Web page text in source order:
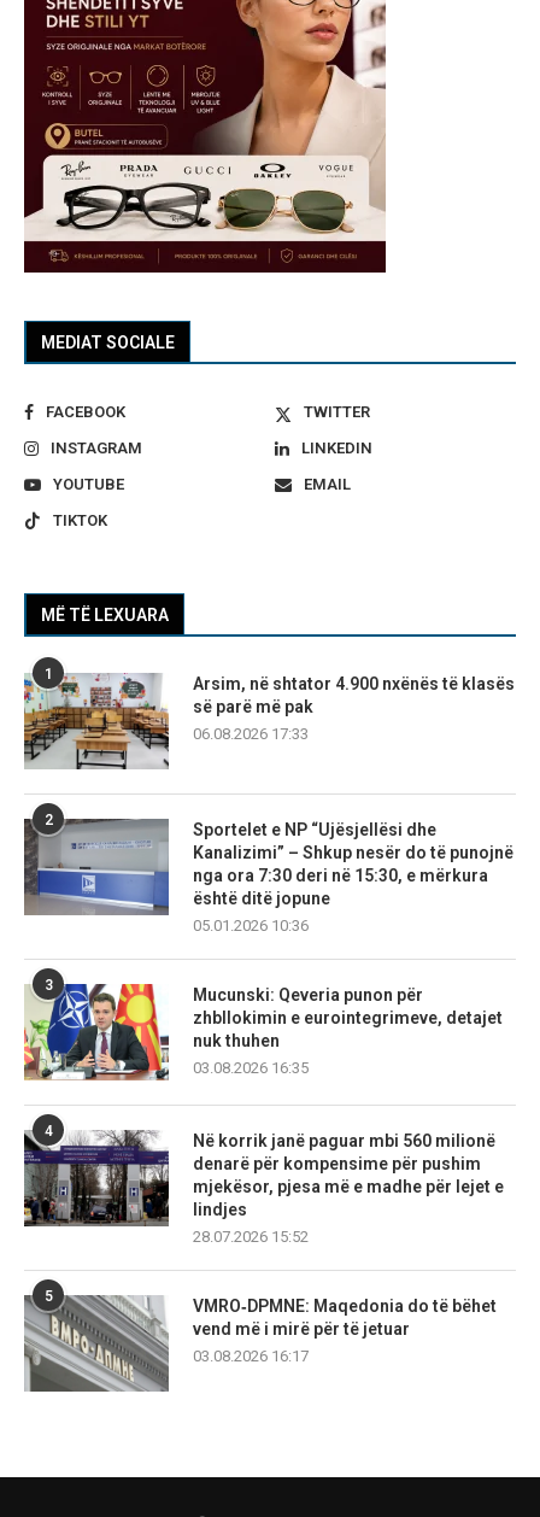
MEDIAT SOCIALE
FACEBOOK
TWITTER
INSTAGRAM
LINKEDIN
YOUTUBE
EMAIL
TIKTOK
MË TË LEXUARA
1
Arsim, në shtator 4.900 nxënës të klasës
së parë më pak
06.08.2026 17:33
2
Sportelet e NP “Ujësjellësi dhe
Kanalizimi” – Shkup nesër do të punojnë
nga ora 7:30 deri në 15:30, e mërkura
është ditë jopune
05.01.2026 10:36
3
Mucunski: Qeveria punon për
zhbllokimin e eurointegrimeve, detajet
nuk thuhen
03.08.2026 16:35
4
Në korrik janë paguar mbi 560 milionë
denarë për kompensime për pushim
mjekësor, pjesa më e madhe për lejet e
lindjes
28.07.2026 15:52
5
VMRO‑DPMNE: Maqedonia do të bëhet
vend më i mirë për të jetuar
03.08.2026 16:17